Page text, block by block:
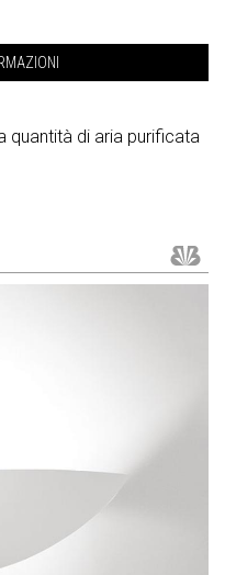
quantità di aria purificata